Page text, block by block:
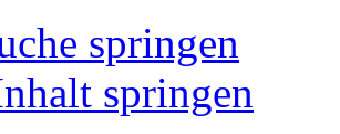
springen
springen